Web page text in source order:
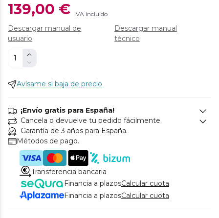
139,00 € IVA incluido
Descargar manual de
usuario
Descargar manual
técnico
Avísame si baja de precio
¡Envío gratis para España!
Cancela o devuelve tu pedido fácilmente.
Garantía de 3 años para España.
Métodos de pago.
Transferencia bancaria
Financia a plazosCalcular cuota
Financia a plazosCalcular cuota